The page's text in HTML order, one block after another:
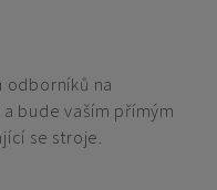
odborníků na
bude vaším přímým
se stroje.